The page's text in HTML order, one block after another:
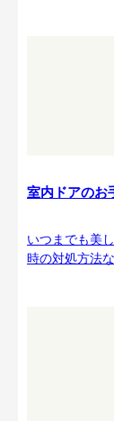
室内ドアのお
いつまでも美
時の対処方法